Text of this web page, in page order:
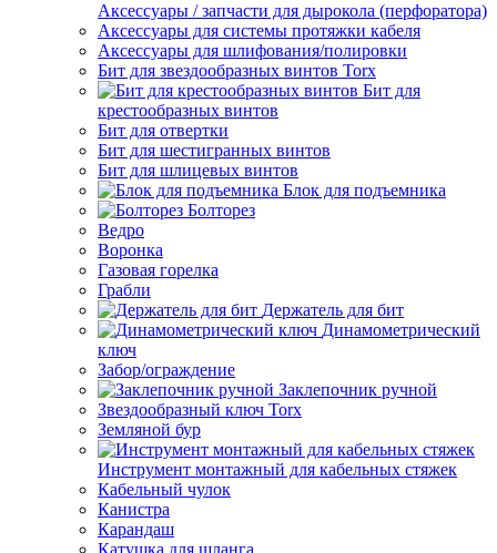
Аксессуары / запчасти для дырокола (перфоратора)
Аксессуары для системы протяжки кабеля
Аксессуары для шлифования/полировки
Бит для звездообразных винтов Torx
Бит для
крестообразных винтов
Бит для отвертки
Бит для шестигранных винтов
Бит для шлицевых винтов
Блок для подъемника
Болторез
Ведро
Воронка
Газовая горелка
Грабли
Держатель для бит
Динамометрический
ключ
Забор/ограждение
Заклепочник ручной
Звездообразный ключ Torx
Земляной бур
Инструмент монтажный для кабельных стяжек
Кабельный чулок
Канистра
Карандаш
Катушка для шланга